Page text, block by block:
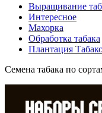
Выращивание
Интересное
Махорка
Обработка табака
Плантация
Семена табака по